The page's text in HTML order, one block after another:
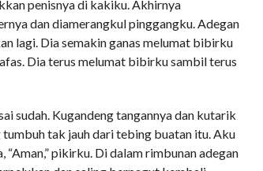
penisnya di kakiku. Akhirnya
dan diamerangkul pinggangku. Adegan
lagi. Dia semakin ganas melumat bibirku
Dia terus melumat bibirku sambil terus
sudah. Kugandeng tangannya dan kutarik
tak jauh dari tebing buatan itu. Aku
“Aman,” pikirku. Di dalam rimbunan adegan